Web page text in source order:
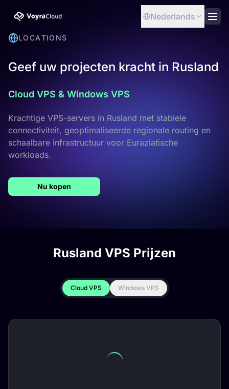
Nederlands
LOCATIONS
Geef uw projecten kracht in Rusland
Cloud VPS & Windows VPS
Krachtige VPS-servers in Rusland met stabiele
connectiviteit, geoptimaliseerde regionale routing en
schaalbare infrastructuur voor Euraziatische
workloads.
Nu kopen
Rusland VPS Prijzen
Cloud VPS Windows VPS